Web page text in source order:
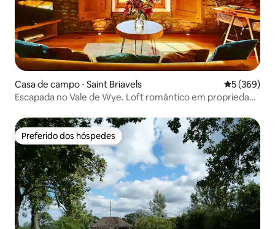
Casa de campo ⋅ Saint Briavels 5 de uma
5 (369)
Escapada no Vale de Wye. Loft romântico em propriedade
Preferido dos hóspedes
Preferido dos hóspedes